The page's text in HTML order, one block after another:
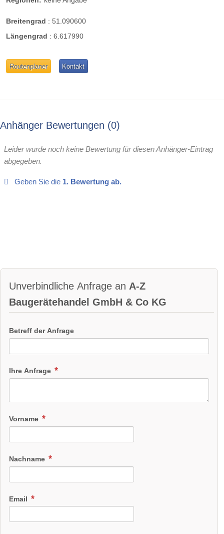
Breitengrad : 51.090600
Längengrad : 6.617990
Routenplaner Kontakt
Anhänger Bewertungen 0
Leider wurde noch keine Bewertung für diesen Anhänger-Eintrag
abgegeben.
Geben Sie die 1. Bewertung ab.
Unverbindliche Anfrage an A-Z
Baugerätehandel GmbH & Co KG
Betreff der Anfrage
Ihre Anfrage
Vorname
Nachname
Email